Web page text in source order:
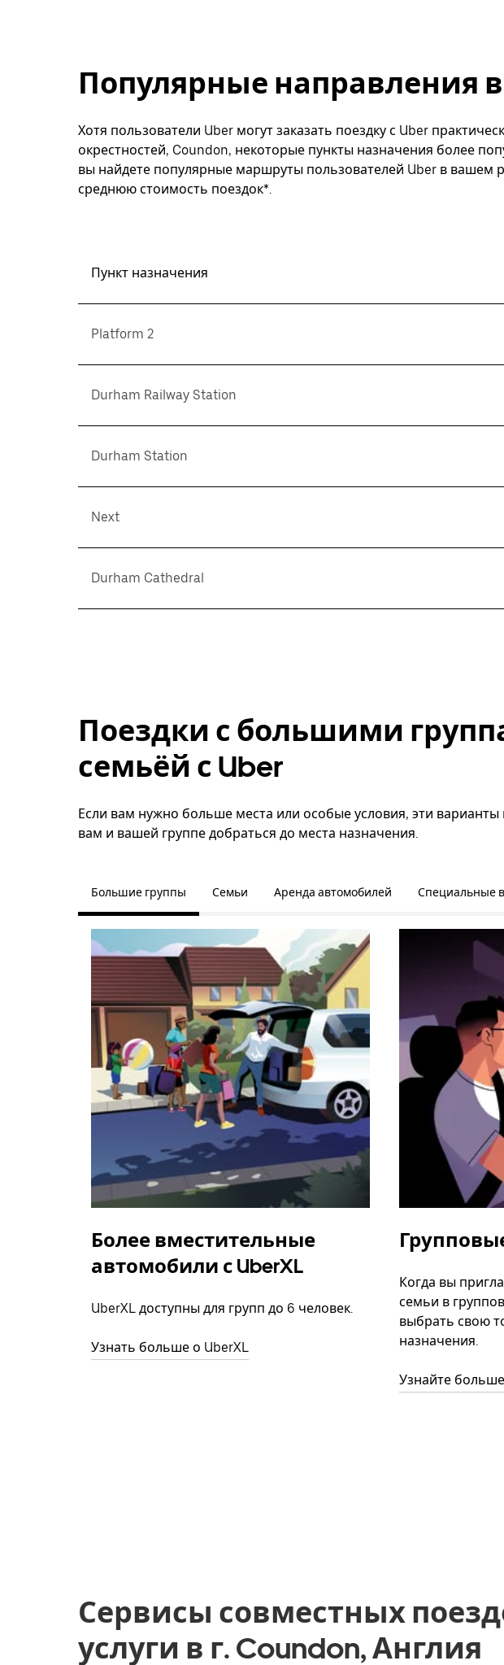
Популярные направления в
Хотя пользователи Uber могут заказать поездку с Uber
окрестностей, Coundon, некоторые пункты назначения более
вы найдете популярные маршруты пользователей Uber в вашем
среднюю стоимость поездок*.
Пункт назначения
Platform 2
Durham Railway Station
Durham Station
Next
Durham Cathedral
Поездки с большими
семьёй с Uber
Если вам нужно больше места или особые условия, эти варианты
вам и вашей группе добраться до места назначения.
Большие группы Семьи Аренда автомобилей Специальные
Более вместительные
автомобили с UberXL
UberXL доступны для групп до 6 человек.
Узнать больше о UberXL
Когда вы
семьи в
выбрать свою
назначения.
Узнайте
Сервисы совместных
услуги в г. Coundon, Англия